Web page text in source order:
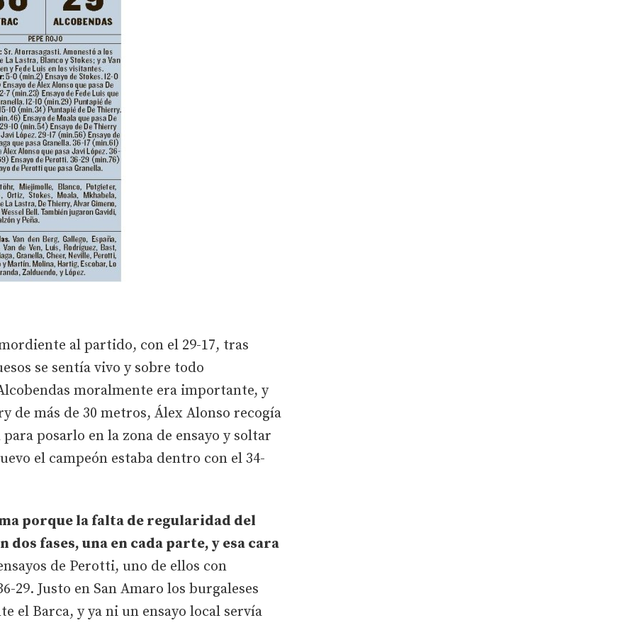
al partido, con el 29-17, tras
se sentía vivo y sobre todo
moralmente era importante, y
de más de 30 metros, Álex Alonso recogía
posarlo en la zona de ensayo y soltar
el campeón estaba dentro con el 34-
porque la falta de regularidad del
dos fases, una en cada parte, y esa cara
de Perotti, uno de ellos con
29. Justo en San Amaro los burgaleses
el Barca, y ya ni un ensayo local servía